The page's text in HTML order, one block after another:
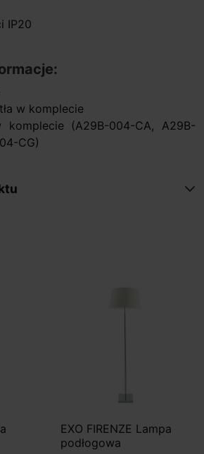
IP20
w komplecie
komplecie (A29B-004-CA, A29B-
CG)
EXO FIRENZE Lampa
podłogowa